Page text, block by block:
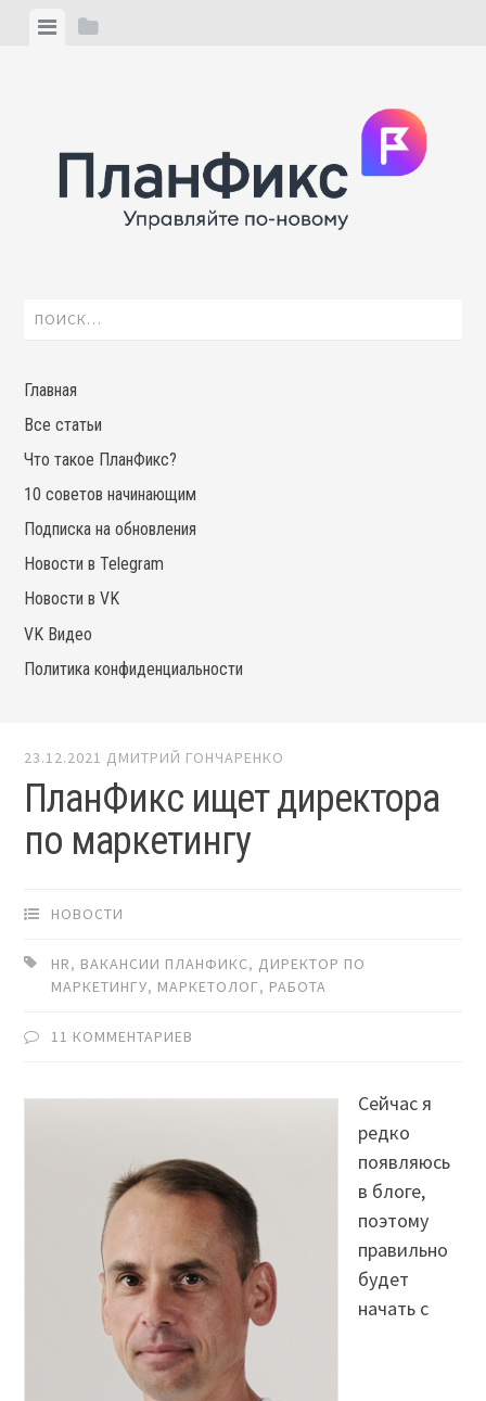
ViewView
Найти:
Главная
Все статьи
Что такое ПланФикс?
10 советов начинающим
Подписка на обновления
Новости в Telegram
Новости в VK
VK Видео
Политика конфиденциальности
23.12.2021 ДМИТРИЙ ГОНЧАРЕНКО
ПланФикс ищет директора
по маркетингу
НОВОСТИ
HR, ВАКАНСИИ ПЛАНФИКС, ДИРЕКТОР ПО
МАРКЕТИНГУ, МАРКЕТОЛОГ, РАБОТА
11 КОММЕНТАРИЕВ
Сейчас я
редко
появляюсь
в блоге,
поэтому
правильно
будет
начать с